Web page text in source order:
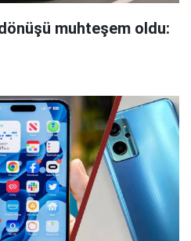
muhteşem oldu: